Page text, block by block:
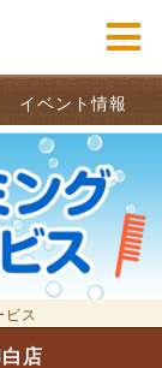
イベント情報
ビス
店